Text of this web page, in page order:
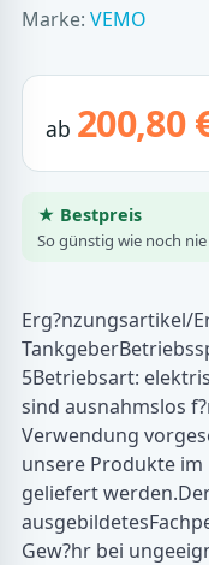
Marke: VEMO
ab 200,80
★ Bestpreis
So günstig wie noch
Erg?nzungsartikel/
5Betriebsart:
sind ausnahmslos
Verwendung
unsere Produkte
geliefert
Gew?hr bei